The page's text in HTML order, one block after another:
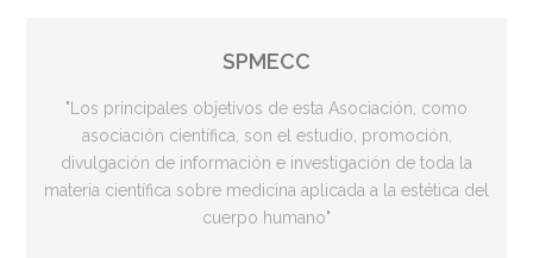
SPMECC
"Los principales objetivos de esta Asociación, como
asociación científica, son el estudio, promoción,
divulgación de información e investigación de toda la
materia científica sobre medicina aplicada a la estética del
cuerpo humano"